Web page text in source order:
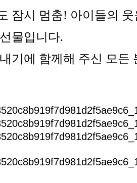
잠시 멈춤! 아이들의
물입니다.
기에 함께해 주신 모든